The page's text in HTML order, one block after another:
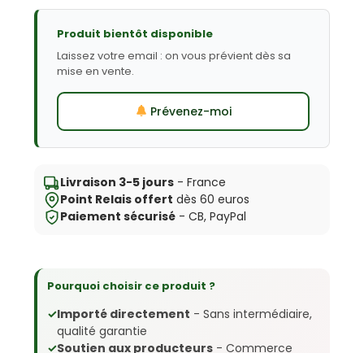
Produit bientôt disponible
Laissez votre email : on vous prévient dès sa
mise en vente.
Prévenez-moi
Livraison 3-5 jours - France
Point Relais offert dès 60 euros
Paiement sécurisé - CB, PayPal
Pourquoi choisir ce produit ?
✓Importé directement - Sans intermédiaire,
qualité garantie
✓Soutien aux producteurs - Commerce